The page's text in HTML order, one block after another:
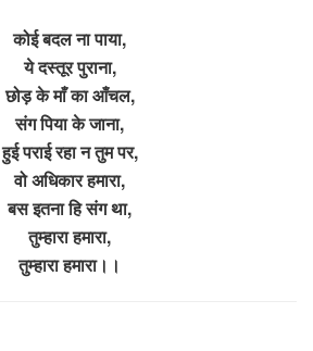
कोई बदल ना पाया,
ये दस्तूर पुराना,
छोड़ के माँ का आँचल,
संग पिया के जाना,
हुई पराई रहा न तुम पर,
वो अधिकार हमारा,
बस इतना हि संग था,
तुम्हारा हमारा,
तुम्हारा हमारा।।